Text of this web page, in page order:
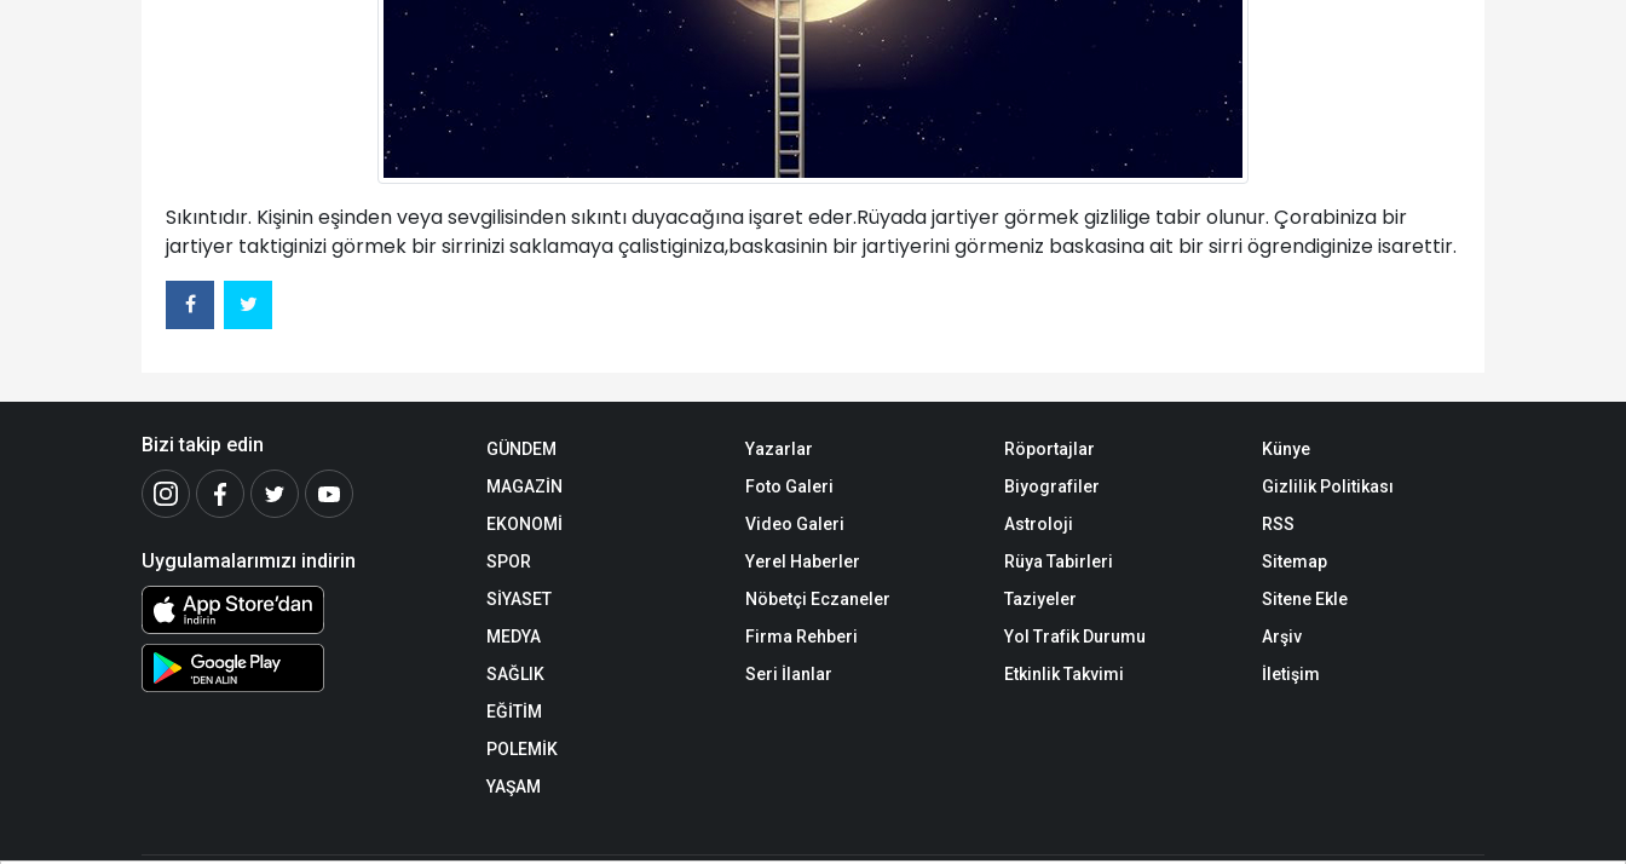
Sıkıntıdır. Kişinin eşinden veya sevgilisinden sıkıntı duyacağına işaret eder.Rüyada jartiyer görmek gizlilige tabir olunur. Çorabiniza bir
jartiyer taktiginizi görmek bir sirrinizi saklamaya çalistiginiza,baskasinin bir jartiyerini görmeniz baskasina ait bir sirri ögrendiginize isarettir.
Bizi takip edin
Uygulamalarımızı indirin
GÜNDEM
MAGAZİN
EKONOMİ
SPOR
SİYASET
MEDYA
SAĞLIK
EĞİTİM
POLEMİK
YAŞAM
Yazarlar
Foto Galeri
Video Galeri
Yerel Haberler
Nöbetçi Eczaneler
Firma Rehberi
Seri İlanlar
Röportajlar
Biyografiler
Astroloji
Rüya Tabirleri
Taziyeler
Yol Trafik Durumu
Etkinlik Takvimi
Künye
Gizlilik Politikası
RSS
Sitemap
Sitene Ekle
Arşiv
İletişim